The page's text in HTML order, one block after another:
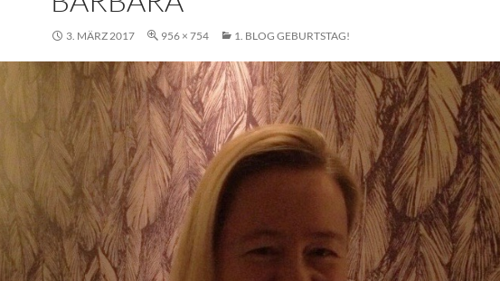
3. MÄRZ 2017 956 × 754 1. BLOG GEBURTSTAG!